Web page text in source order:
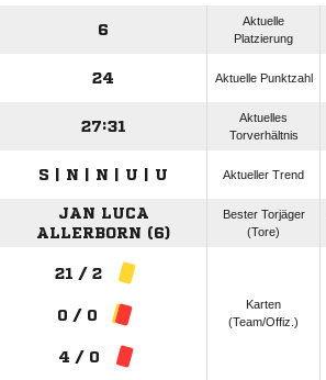
6
Aktuelle
Platzierung
24 Aktuelle Punktzahl
27:31
Aktuelles
Torverhältnis
S | N | N | U | U Aktueller Trend
JAN LUCA
ALLERBORN (6)
Bester Torjäger
(Tore)
21 / 2
0 / 0
4 / 0
Karten
(Team/Offiz.)